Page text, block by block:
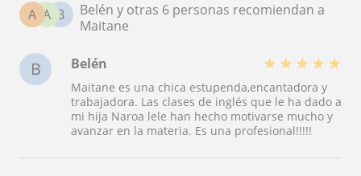
B
A
A
Belén y otras 6 personas recomiendan a
Maitane
B Belén ★ ★ ★ ★ ★
Maitane es una chica estupenda,encantadora y
trabajadora. Las clases de inglés que le ha dado a
mi hija Naroa lele han hecho motivarse mucho y
avanzar en la materia. Es una profesional!!!!!